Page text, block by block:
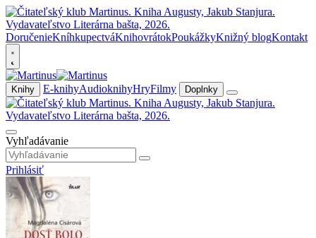
DoručenieKníhkupectváKnihovrátokPoukážkyKnižný blogKontakt
Knihy E-knihyAudioknihyHryFilmy Doplnky
Vyhľadávanie
Prihlásiť